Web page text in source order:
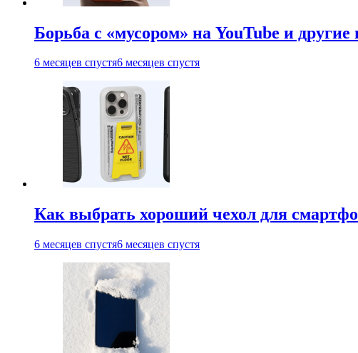
Борьба с «мусором» на YouTube и
6 месяцев спустя6 месяцев спустя
Как выбрать хороший чехол для
6 месяцев спустя6 месяцев спустя